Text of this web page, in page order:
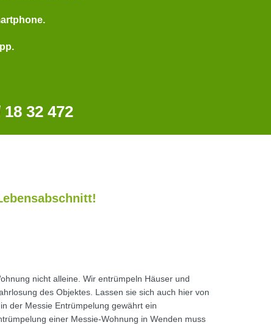
32 472
nicht alleine. Wir entrümpeln Häuser und
des Objektes. Lassen sie sich auch hier von
der Messie Entrümpelung gewährt ein
einer Messie-Wohnung in Wenden muss